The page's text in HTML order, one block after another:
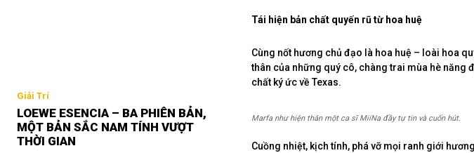
Giải Trí
LOEWE ESENCIA – BA PHIÊN BẢN,
MỘT BẢN SẮC NAM TÍNH VƯỢT
THỜI GIAN
Tái hiện bản chất quyến rũ từ hoa huệ
Cùng nốt hương chủ đạo là hoa huệ – loài hoa
thân của những quý cô, chàng trai mùa hè năng
chất ký ức về Texas.
Marfa như hiện thân một ca sĩ MiiNa đầy tự tin và cuốn hút.
Cuồng nhiệt, kịch tính, phá vỡ mọi ranh giới